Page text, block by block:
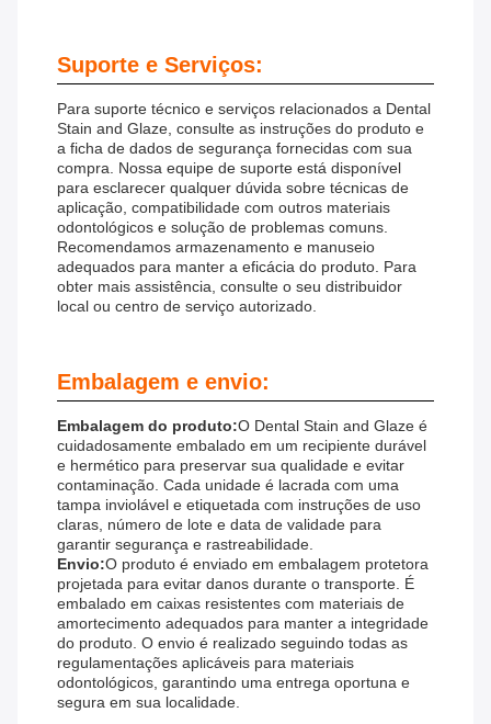
Suporte e Serviços:
Para suporte técnico e serviços relacionados a Dental
Stain and Glaze, consulte as instruções do produto e
a ficha de dados de segurança fornecidas com sua
compra. Nossa equipe de suporte está disponível
para esclarecer qualquer dúvida sobre técnicas de
aplicação, compatibilidade com outros materiais
odontológicos e solução de problemas comuns.
Recomendamos armazenamento e manuseio
adequados para manter a eficácia do produto. Para
obter mais assistência, consulte o seu distribuidor
local ou centro de serviço autorizado.
Embalagem e envio:
Embalagem do produto:O Dental Stain and Glaze é
cuidadosamente embalado em um recipiente durável
e hermético para preservar sua qualidade e evitar
contaminação. Cada unidade é lacrada com uma
tampa inviolável e etiquetada com instruções de uso
claras, número de lote e data de validade para
garantir segurança e rastreabilidade.
Envio:O produto é enviado em embalagem protetora
projetada para evitar danos durante o transporte. É
embalado em caixas resistentes com materiais de
amortecimento adequados para manter a integridade
do produto. O envio é realizado seguindo todas as
regulamentações aplicáveis ​​para materiais
odontológicos, garantindo uma entrega oportuna e
segura em sua localidade.